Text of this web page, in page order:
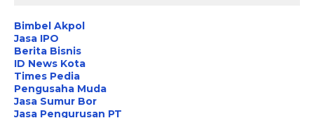
Bimbel Akpol
Jasa IPO
Berita Bisnis
ID News Kota
Times Pedia
Pengusaha Muda
Jasa Sumur Bor
Jasa Pengurusan PT